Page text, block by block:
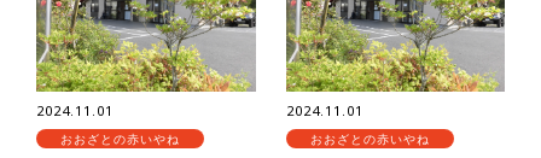
2024.11.01
おおざとの赤いやね
2024.11.01
おおざとの赤いやね